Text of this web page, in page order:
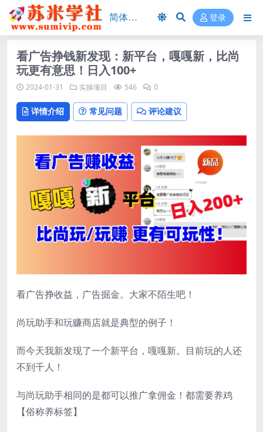
登录
看广告挣钱新发现：新平台，嘎嘎新，比尚
玩更有意思！日入100+
2024-01-31 实操项目 546 0
详情介绍 常见问题 评论建议
看广告挣收益，广告掘金。大家不陌生吧！
尚玩助手和玩赚商店就是典型的例子！
而今天我新发现了一个新平台，嘎嘎新。目前玩的人还
不到千人！
与尚玩助手相同的是都可以推广拿佣金！都需要养鸡
【俗称养标签】